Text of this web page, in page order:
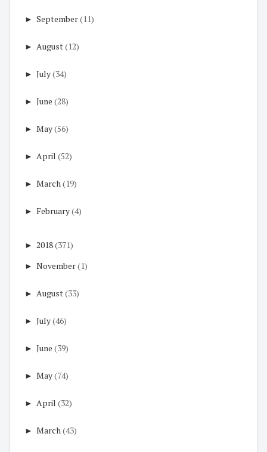
► September(11)
► August(12)
► July(34)
► June (28)
► May(56)
► April (52)
► March(19)
► February(4)
► 2018(371)
► November(1)
► August(33)
► July(46)
► June (39)
► May(74)
► April (32)
► March(43)